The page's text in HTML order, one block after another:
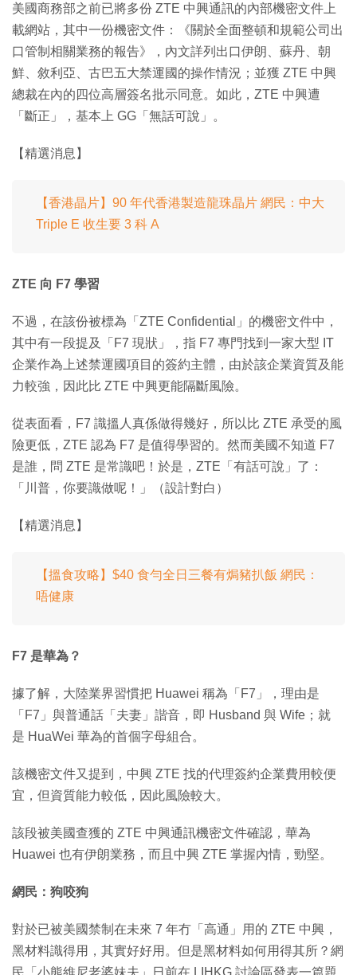
美國商務部之前已將多份 ZTE 中興通訊的內部機密文件上
載網站，其中一份機密文件：《關於全面整頓和規範公司出
口管制相關業務的報告》，內文詳列出口伊朗、蘇丹、朝
鮮、敘利亞、古巴五大禁運國的操作情況；並獲 ZTE 中興
總裁在內的四位高層簽名批示同意。如此，ZTE 中興遭
「斷正」，基本上 GG「無話可說」。
【精選消息】
【香港晶片】90 年代香港製造龍珠晶片 網民：中大
Triple E 收生要 3 科 A
ZTE 向 F7 學習
不過，在該份被標為「ZTE Confidential」的機密文件中，
其中有一段提及「F7 現狀」，指 F7 專門找到一家大型 IT
企業作為上述禁運國項目的簽約主體，由於該企業資質及能
力較強，因此比 ZTE 中興更能隔斷風險。
從表面看，F7 識搵人真係做得幾好，所以比 ZTE 承受的風
險更低，ZTE 認為 F7 是值得學習的。然而美國不知道 F7
是誰，問 ZTE 是常識吧！於是，ZTE「有話可說」了：
「川普，你要識做呢！」（設計對白）
【精選消息】
【搵食攻略】$40 食勻全日三餐有焗豬扒飯 網民：
唔健康
F7 是華為？
據了解，大陸業界習慣把 Huawei 稱為「F7」，理由是
「F7」與普通話「夫妻」諧音，即 Husband 與 Wife；就
是 HuaWei 華為的首個字母組合。
該機密文件又提到，中興 ZTE 找的代理簽約企業費用較便
宜，但資質能力較低，因此風險較大。
該段被美國查獲的 ZTE 中興通訊機密文件確認，華為
Huawei 也有伊朗業務，而且中興 ZTE 掌握內情，勁堅。
網民：狗咬狗
對於已被美國禁制在未來 7 年冇「高通」用的 ZTE 中興，
黑材料識得用，其實好好用。但是黑材料如何用得其所？網
民「小熊維尼老婆妹夫」日前在 LIHKG 討論區發表一篇題